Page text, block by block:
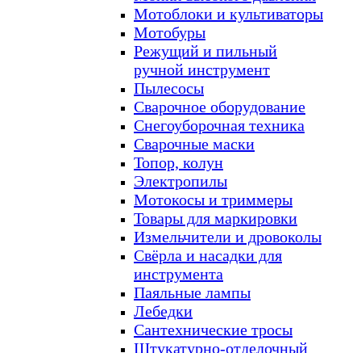
Мотоблоки и культиваторы
Мотобуры
Режущий и пильный
ручной инструмент
Пылесосы
Сварочное оборудование
Снегоуборочная техника
Сварочные маски
Топор, колун
Электропилы
Мотокосы и триммеры
Товары для маркировки
Измельчители и дровоколы
Свёрла и насадки для
инструмента
Паяльные лампы
Лебедки
Сантехнические тросы
Штукатурно-отделочный